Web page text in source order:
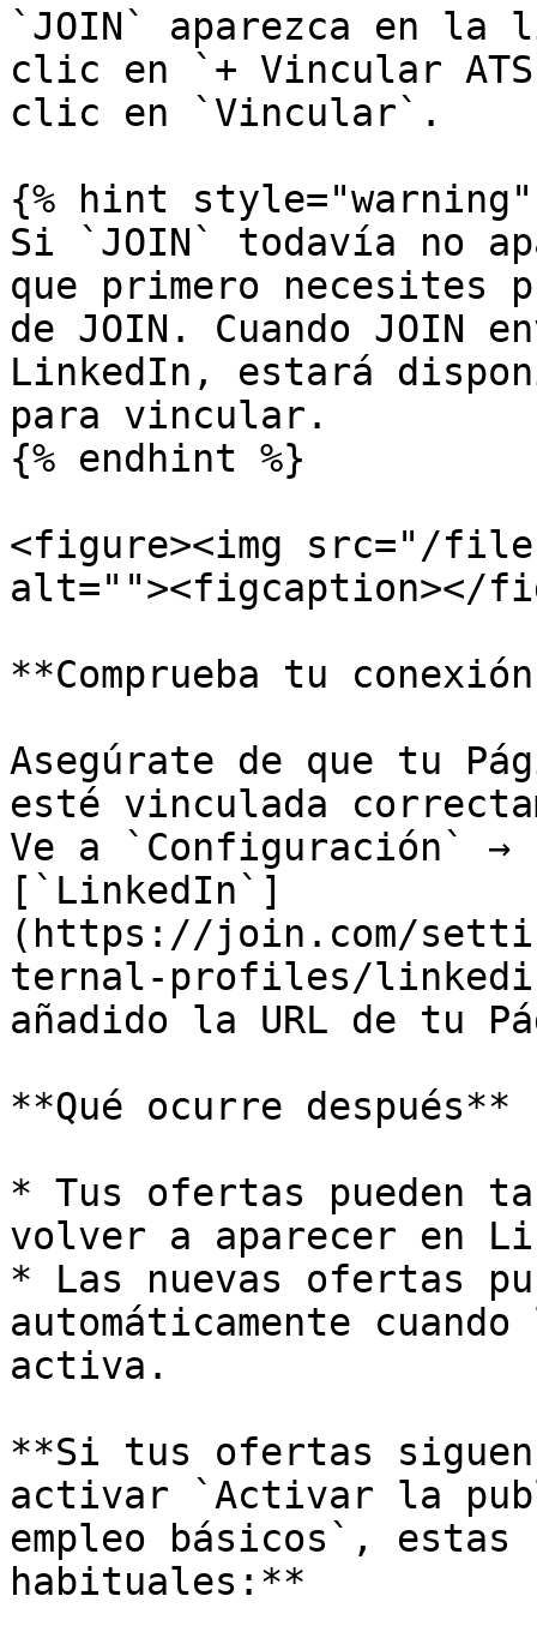
`JOIN` aparezca en
clic en `+ Vincular
clic en `Vincular`.
{% hint style="warning"
Si `JOIN` todavía no
que primero necesites
de JOIN. Cuando JOIN
LinkedIn, estará
para vincular.
{% endhint %}
<figure><img src="/files/
alt=""><figcaption></
**Comprueba tu
Asegúrate de que tu
esté vinculada
Ve a `Configuración`
[`LinkedIn`]
(https://join.com/
ternal-profiles/
añadido la URL de tu
**Qué ocurre después**
* Tus ofertas pueden
volver a aparecer en
* Las nuevas ofertas
automáticamente
activa.
**Si tus ofertas siguen
activar `Activar la
empleo básicos`, estas
habituales:**